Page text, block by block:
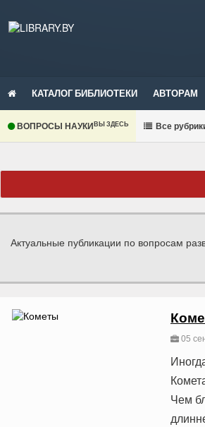
КАТАЛОГ БИБЛИОТЕКИ АВТОРАМ
ВОПРОСЫ НАУКИВЫ ЗДЕСЬ Все
Актуальные публикации по вопросам
05
Чем